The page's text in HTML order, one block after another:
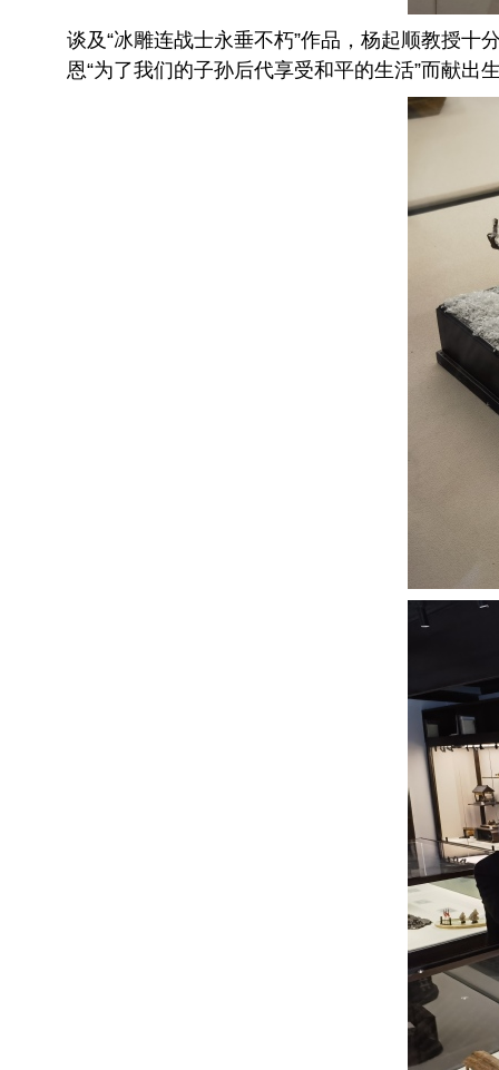
谈及“冰雕连战士永垂不朽”作品，杨起顺教授
恩“为了我们的子孙后代享受和平的生活”而献